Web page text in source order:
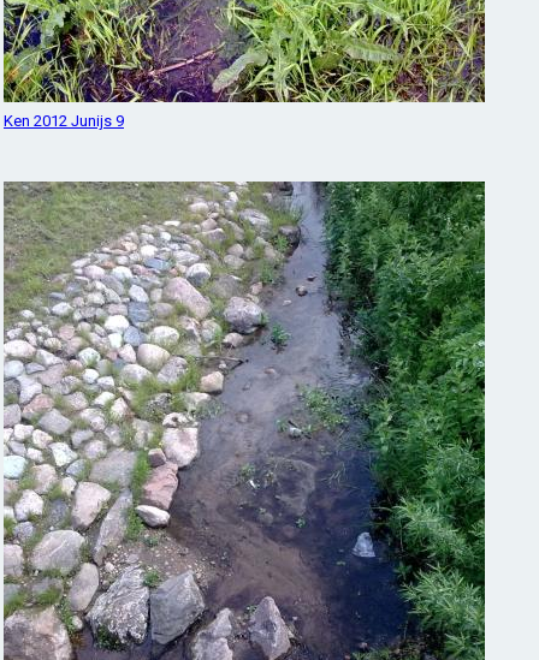
Ken 2012 Junijs 9